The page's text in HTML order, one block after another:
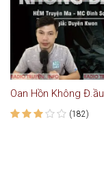
Oan Hồn Không Đ.ầu
(182)